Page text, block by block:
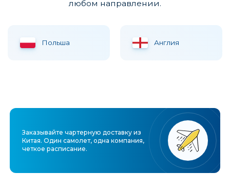
любом направлении.
Польша Англия
Заказывайте чартерную доставку из
Китая. Один самолет, одна компания,
четкое расписание.